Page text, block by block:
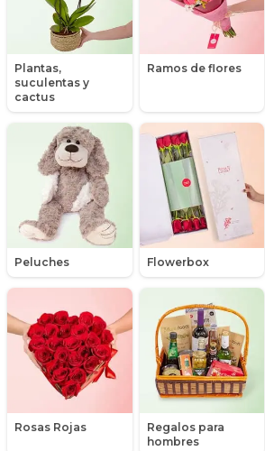
Plantas,
suculentas y
cactus
Ramos de flores
Peluches Flowerbox
Rosas Rojas
Regalos para
hombres
Hipericum
Libros
Maules
Mensajes
Minirosas
Nacimiento de niños
Nacimientos
Nacimientos de niñas
Packs de productos
Peluches
Peonias